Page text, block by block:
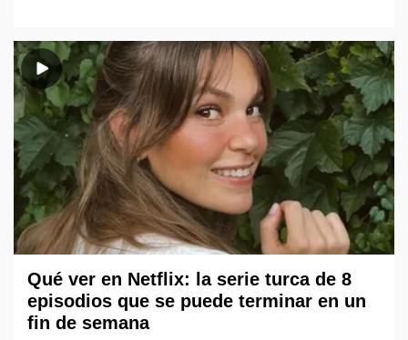
Qué ver en Netflix: la serie turca de 8
episodios que se puede terminar en un
fin de semana